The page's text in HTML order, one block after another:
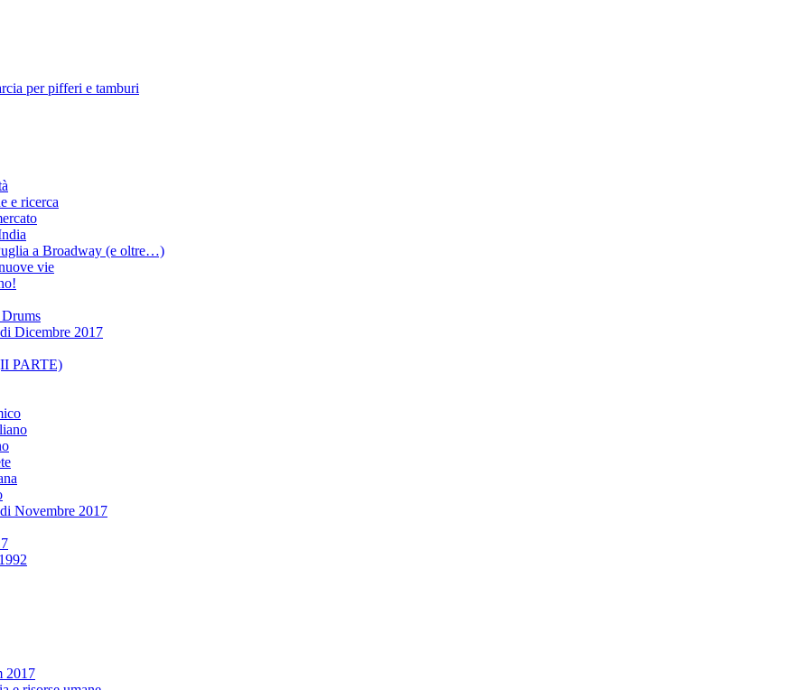
per pifferi e tamburi
e ricerca
a Broadway (e oltre…)
vie
Dicembre 2017
PARTE)
Novembre 2017
2017